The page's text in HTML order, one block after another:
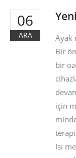
06
ARA
Ayak
Bir
bir
için
terapi
Isı